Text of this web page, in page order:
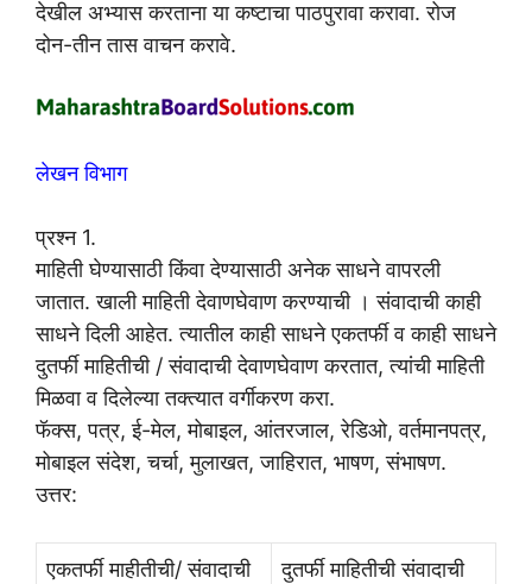
देखील अभ्यास करताना या कष्टाचा पाठपुरावा करावा. रोज
दोन-तीन तास वाचन करावे.
लेखन विभाग
प्रश्न 1.
माहिती घेण्यासाठी किंवा देण्यासाठी अनेक साधने वापरली
जातात. खाली माहिती देवाणघेवाण करण्याची । संवादाची काही
साधने दिली आहेत. त्यातील काही साधने एकतर्फी व काही साधने
दुतर्फी माहितीची / संवादाची देवाणघेवाण करतात, त्यांची माहिती
मिळवा व दिलेल्या तक्त्यात वर्गीकरण करा.
फॅक्स, पत्र, ई-मेल, मोबाइल, आंतरजाल, रेडिओ, वर्तमानपत्र,
मोबाइल संदेश, चर्चा, मुलाखत, जाहिरात, भाषण, संभाषण.
उत्तर:
एकतर्फी माहीतीची/ संवादाची
दुतर्फी माहितीची संवादाची